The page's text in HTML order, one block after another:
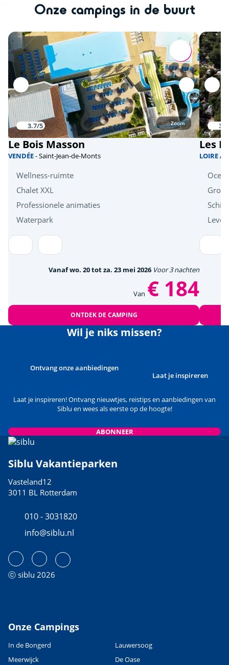
Onze campings in de buurt
3.7/5 Zoom
Le Bois Masson
VENDÉE- Saint-Jean-de-Monts
Wellness-ruimte
Chalet XXL
Professionele animaties
Waterpark
Vanaf wo. 20 tot za. 23 mei 2026 Voor 3 nachten
Van € 184
ONTDEK DE CAMPING
Les
LOIRE
Wil je niks missen?
Ontvang onze aanbiedingen
Laat je inspireren
Laat je inspireren! Ontvang nieuwtjes, reistips en aanbiedingen van
Siblu en wees als eerste op de hoogte!
ABONNEER
Siblu Vakantieparken
Vasteland12
3011 BL Rotterdam
010 - 3031820
info@siblu.nl
ⓒ siblu 2026
Onze Campings
In de Bongerd
Lauwersoog
Meerwijck
De Oase